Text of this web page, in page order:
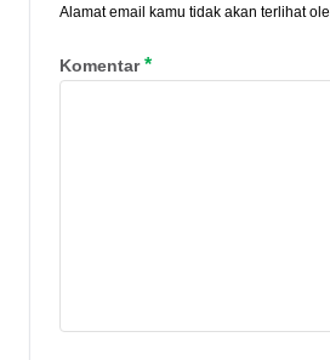
Alamat email kamu tidak akan terlihat
Komentar*